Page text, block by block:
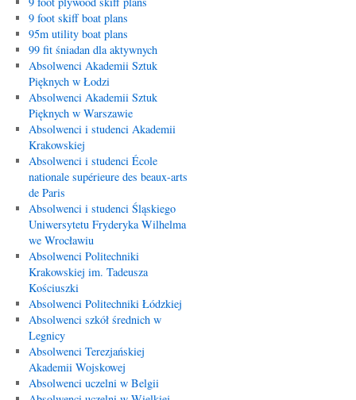
9 foot skiff boat plans
95m utility boat plans
99 fit śniadan dla aktywnych
Absolwenci Akademii Sztuk
Pięknych w Łodzi
Absolwenci Akademii Sztuk
Pięknych w Warszawie
Absolwenci i studenci Akademii
Krakowskiej
Absolwenci i studenci École
nationale supérieure des beaux-arts
de Paris
Absolwenci i studenci Śląskiego
Uniwersytetu Fryderyka Wilhelma
we Wrocławiu
Absolwenci Politechniki
Krakowskiej im. Tadeusza
Kościuszki
Absolwenci Politechniki Łódzkiej
Absolwenci szkół średnich w
Legnicy
Absolwenci Terezjańskiej
Akademii Wojskowej
Absolwenci uczelni w Belgii